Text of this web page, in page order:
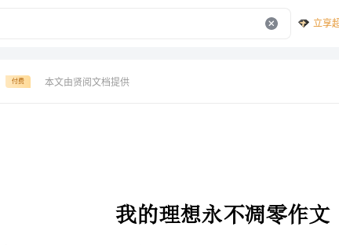
立享
付费 本文由贤阅文档提供
在日常生活或是工作学习中，说到，大家肯定都不陌生吧，写